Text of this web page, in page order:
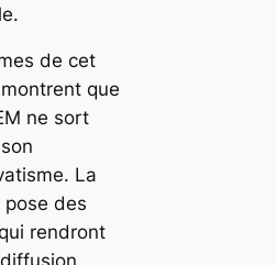
de cet
que
ne sort
La
pose des
rendront